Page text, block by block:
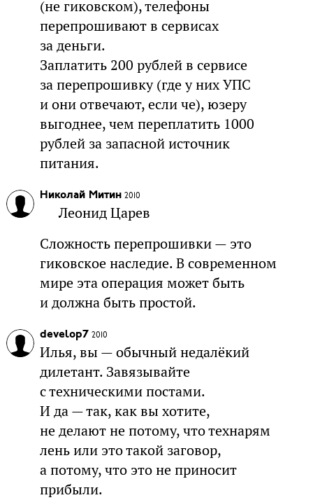
(не гиковском), телефоны
перепрошивают в сервисах
за деньги.
Заплатить 200 рублей в сервисе
за перепрошивку (где у них УПС
и они отвечают, если че), юзеру
выгоднее, чем переплатить 1000
рублей за запасной источник
питания.
Николай Митин 2010
Леонид Царев
Сложность перепрошивки — это
гиковское наследие. В современном
мире эта операция может быть
и должна быть простой.
develop7 2010
Илья, вы — обычный недалёкий
дилетант. Завязывайте
с техническими постами.
И да — так, как вы хотите,
не делают не потому, что технарям
лень или это такой заговор,
а потому, что это не приносит
прибыли.